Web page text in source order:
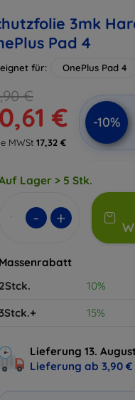
3mk
Pad 4
für: OnePlus Pad 4
€
€
MWSt 17,32 €
-10%
Lager > 5 Stk.
- +
Massenrabatt
2Stck.
10%
15%
Lieferung 13.
Lieferung ab 3,90 €